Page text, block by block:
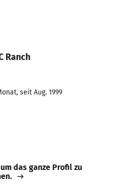
Ranch
seit Aug. 1999
das ganze Profil zu